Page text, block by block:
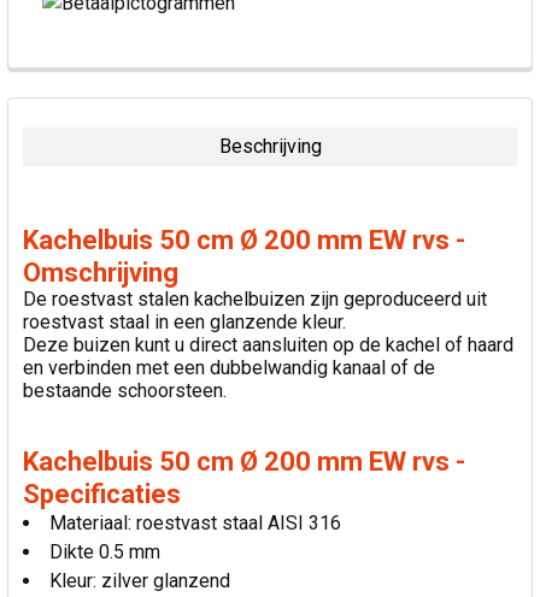
VAAK
SAMEN
VOEG
GESELECTEERDE
TOE AAN
WINKELWAGEN
Beschrijving
Kachelbuis 50 cm Ø 200 mm EW rvs -
Omschrijving
De roestvast stalen kachelbuizen zijn geproduceerd uit
roestvast staal in een glanzende kleur.
Deze buizen kunt u direct aansluiten op de kachel of haard
en verbinden met een dubbelwandig kanaal of de
bestaande schoorsteen.
Kachelbuis 50 cm Ø 200 mm EW rvs -
Specificaties
Materiaal: roestvast staal AISI 316
Dikte 0.5 mm
Kleur: zilver glanzend